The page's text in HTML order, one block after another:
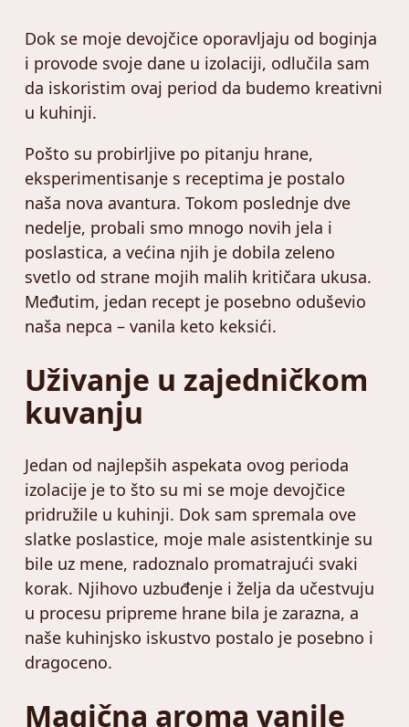
Dok se moje devojčice oporavljaju od boginja
i provode svoje dane u izolaciji, odlučila sam
da iskoristim ovaj period da budemo kreativni
u kuhinji.
Pošto su probirljive po pitanju hrane,
eksperimentisanje s receptima je postalo
naša nova avantura. Tokom poslednje dve
nedelje, probali smo mnogo novih jela i
poslastica, a većina njih je dobila zeleno
svetlo od strane mojih malih kritičara ukusa.
Međutim, jedan recept je posebno oduševio
naša nepca – vanila keto keksići.
Uživanje u zajedničkom
kuvanju
Jedan od najlepših aspekata ovog perioda
izolacije je to što su mi se moje devojčice
pridružile u kuhinji. Dok sam spremala ove
slatke poslastice, moje male asistentkinje su
bile uz mene, radoznalo promatrajući svaki
korak. Njihovo uzbuđenje i želja da učestvuju
u procesu pripreme hrane bila je zarazna, a
naše kuhinjsko iskustvo postalo je posebno i
dragoceno.
Magična aroma vanile